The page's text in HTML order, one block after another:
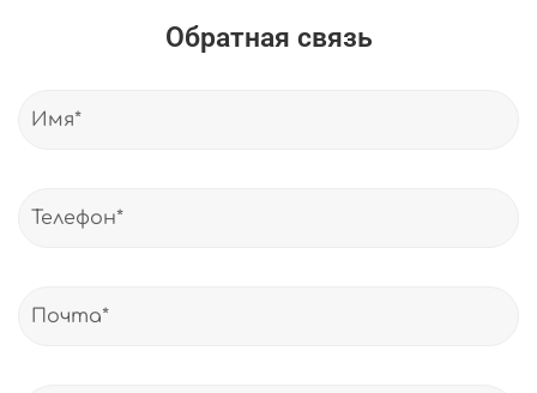
Обратная связь